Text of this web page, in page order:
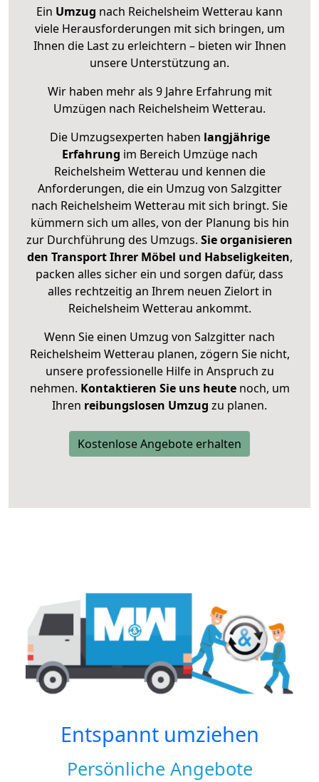
Ein Umzug nach Reichelsheim Wetterau kann
viele Herausforderungen mit sich bringen, um
Ihnen die Last zu erleichtern – bieten wir Ihnen
unsere Unterstützung an.
Wir haben mehr als 9 Jahre Erfahrung mit
Umzügen nach Reichelsheim Wetterau.
Die Umzugsexperten haben langjährige
Erfahrung im Bereich Umzüge nach
Reichelsheim Wetterau und kennen die
Anforderungen, die ein Umzug von Salzgitter
nach Reichelsheim Wetterau mit sich bringt. Sie
kümmern sich um alles, von der Planung bis hin
zur Durchführung des Umzugs. Sie organisieren
den Transport Ihrer Möbel und Habseligkeiten,
packen alles sicher ein und sorgen dafür, dass
alles rechtzeitig an Ihrem neuen Zielort in
Reichelsheim Wetterau ankommt.
Wenn Sie einen Umzug von Salzgitter nach
Reichelsheim Wetterau planen, zögern Sie nicht,
unsere professionelle Hilfe in Anspruch zu
nehmen. Kontaktieren Sie uns heutenoch, um
Ihren reibungslosen Umzug zu planen.
Kostenlose Angebote erhalten
Entspannt umziehen
Persönliche Angebote